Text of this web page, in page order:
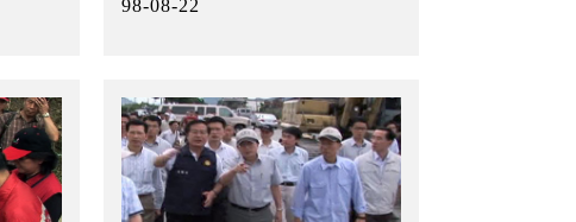
98-08-22